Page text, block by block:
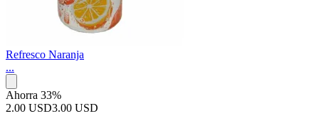
Refresco Naranja
...
Ahorra 33%
2.00 USD3.00 USD